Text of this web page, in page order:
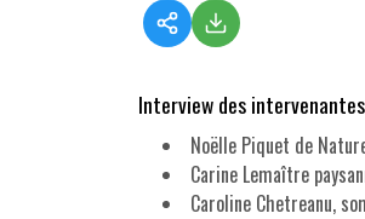
Interview des
Noëlle Piquet de
Carine Lemaître
Caroline Chetreanu,